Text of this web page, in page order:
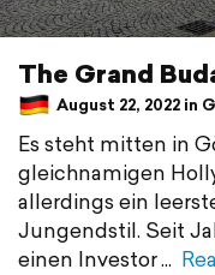
The Grand
August 22, 2022 in
Es steht mitten in
gleichnamigen
allerdings ein
Jungendstil. Seit
einen Investor